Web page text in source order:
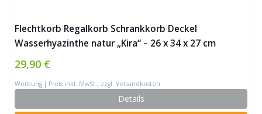
Flechtkorb Regalkorb Schrankkorb Deckel
Wasserhyazinthe natur „Kira“ – 26 x 34 x 27 cm
29,90 €
Werbung | Preis inkl. MwSt., zzgl. Versandkosten
Details